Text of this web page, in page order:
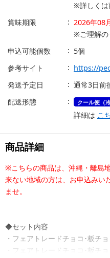
※詳しくは
賞味期限
2026年08
※ご理解の
申込可能個数
5個
参考サイト
https://
発送予定日
通常3日前
配送形態
クール便（
詳細は こ
商品詳細
※こちらの商品は、沖縄・離島
来ない地域の方は、お申込みい
ませ。
◆セット内容
・フェアトレードチョコ･板チ
・フェアトレードチョコ･板チ